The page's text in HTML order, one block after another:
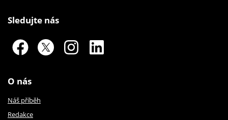
Sledujte nás
O nás
Náš příběh
Redakce